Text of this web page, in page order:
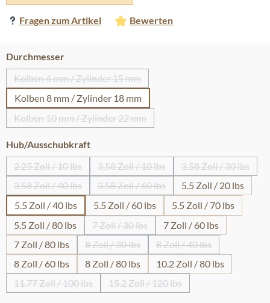
Fragen zum Artikel Bewerten
Durchmesserauswählen
Kolben 6 mm / Zylinder 15 mm
(Diese Option ist zurzeit nicht verfügbar.)
Kolben 8 mm / Zylinder 18 mm
Kolben 10 mm / Zylinder 22 mm
(Diese Option ist zurzeit nicht verfügbar.)
Hub/Ausschubkraftauswählen
2.25 Zoll / 10 lbs
(Diese Option ist zurzeit nicht verfügbar.)
3.58 Zoll / 10 lbs
(Diese Option ist zurzeit nicht
3.58 Zoll / 30 lbs
(Diese Option
3.58 Zoll / 40 lbs
(Diese Option ist zurzeit nicht verfügbar.)
3.58 Zoll / 60 lbs
(Diese Option ist zurzeit nicht
5.5 Zoll / 20 lbs
5.5 Zoll / 40 lbs
5.5 Zoll / 60 lbs
5.5 Zoll / 70 lbs
5.5 Zoll / 80 lbs
7 Zoll / 30 lbs
(Diese Option ist zurzeit nicht
7 Zoll / 60 lbs
7 Zoll / 80 lbs
8 Zoll / 30 lbs
(Diese Option ist zurzeit nicht verfügbar.)
8 Zoll / 40 lbs
(Diese Option ist
8 Zoll / 60 lbs 8 Zoll / 80 lbs
10.2 Zoll / 80 lbs
11.77 Zoll / 100 lbs
(Diese Option ist zurzeit nicht verfügbar.)
15.2 Zoll / 120 lbs
(Diese Option ist zurzeit nicht